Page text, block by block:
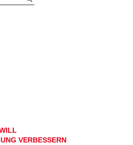
VERBESSERN